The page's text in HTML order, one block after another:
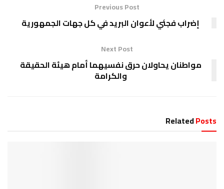
Previous Post
إضراب فجئي لأعوان البريد في كل جهات الجمهورية
Next Post
مواطنان يحاولان حرق نفسيهما أمام هيئة الحقيقة
والكرامة
RelatedPosts